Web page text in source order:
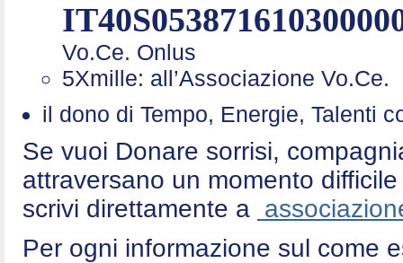
Vo.Ce. Onlus
5Xmille: all’Associazione
il dono di Tempo, Energie, Talenti
Se vuoi Donare sorrisi,
attraversano un momento
scrivi direttamente a
Per ogni informazione sul come